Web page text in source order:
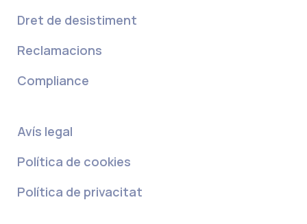
Dret de desistiment
Reclamacions
Compliance
Avís legal
Política de cookies
Política de privacitat